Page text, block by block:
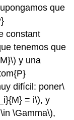
que
constant
tenemos que
y una
difícil: poner\
= i\), y
\Gamma\),